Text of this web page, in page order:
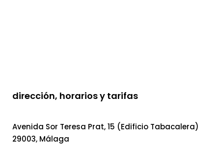
dirección, horarios y tarifas
Avenida Sor Teresa Prat, 15 (Edificio Tabacalera)
29003, Málaga